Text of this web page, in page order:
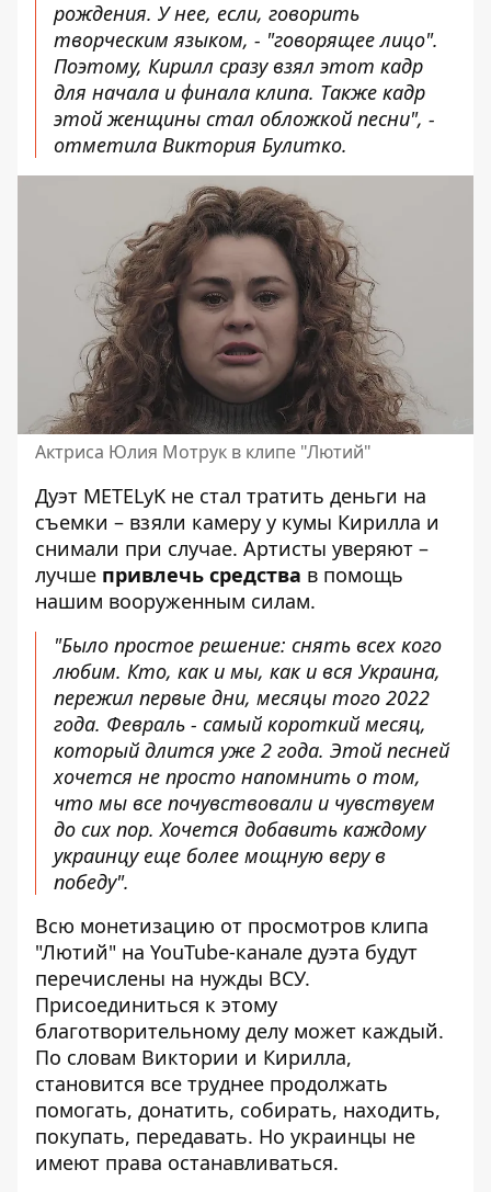
рождения. У нее, если, говорить
творческим языком, - "говорящее лицо".
Поэтому, Кирилл сразу взял этот кадр
для начала и финала клипа. Также кадр
этой женщины стал обложкой песни", -
отметила Виктория Булитко.
Актриса Юлия Мотрук в клипе "Лютий"
Дуэт METELyK не стал тратить деньги на
съемки – взяли камеру у кумы Кирилла и
снимали при случае. Артисты уверяют –
лучше привлечь средства в помощь
нашим вооруженным силам.
"Было простое решение: снять всех кого
любим. Кто, как и мы, как и вся Украина,
пережил первые дни, месяцы того 2022
года. Февраль - самый короткий месяц,
который длится уже 2 года. Этой песней
хочется не просто напомнить о том,
что мы все почувствовали и чувствуем
до сих пор. Хочется добавить каждому
украинцу еще более мощную веру в
победу".
Всю монетизацию от просмотров клипа
"Лютий" на YouTube-канале дуэта будут
перечислены на нужды ВСУ.
Присоединиться к этому
благотворительному делу может каждый.
По словам Виктории и Кирилла,
становится все труднее продолжать
помогать, донатить, собирать, находить,
покупать, передавать. Но украинцы не
имеют права останавливаться.